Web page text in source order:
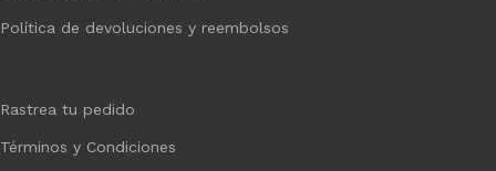
Política de devoluciones y reembolsos
Rastrea tu pedido
Términos y Condiciones